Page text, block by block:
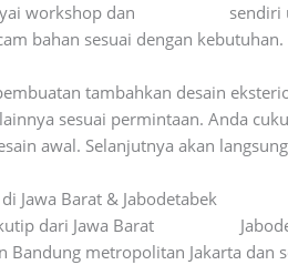
workshop dan
sendiri
bahan sesuai dengan kebutuhan.
tambahkan desain
sesuai permintaan. Anda
awal. Selanjutnya akan
Jawa Barat & Jabodetabek
dari Jawa Barat
Bandung metropolitan Jakarta dan